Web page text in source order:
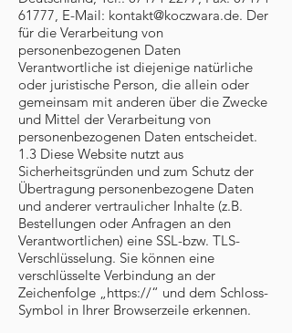
61777, E-Mail: kontakt@koczwara.de. Der
für die Verarbeitung von
personenbezogenen Daten
Verantwortliche ist diejenige natürliche
oder juristische Person, die allein oder
gemeinsam mit anderen über die Zwecke
und Mittel der Verarbeitung von
personenbezogenen Daten entscheidet.
1.3 Diese Website nutzt aus
Sicherheitsgründen und zum Schutz der
Übertragung personenbezogene Daten
und anderer vertraulicher Inhalte (z.B.
Bestellungen oder Anfragen an den
Verantwortlichen) eine SSL-bzw. TLS-
Verschlüsselung. Sie können eine
verschlüsselte Verbindung an der
Zeichenfolge „https://“ und dem Schloss-
Symbol in Ihrer Browserzeile erkennen.